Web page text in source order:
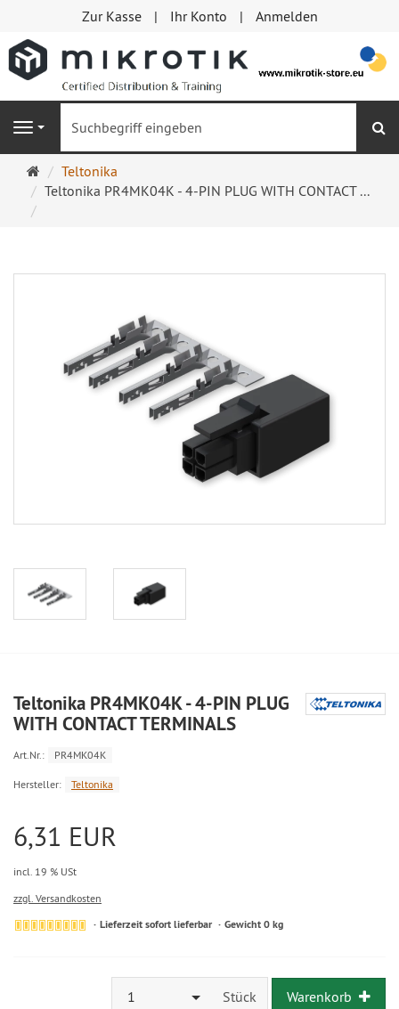
Zur Kasse Ihr Konto Anmelden
Navigation
Startseite
Teltonika
Teltonika PR4MK04K - 4-PIN PLUG WITH CONTACT ...
Teltonika PR4MK04K - 4-PIN PLUG
WITH CONTACT TERMINALS
Art.Nr.: PR4MK04K
Hersteller: Teltonika
6,31 EUR
incl. 19 % USt
zzgl. Versandkosten
Lieferzeit sofort lieferbar Gewicht 0 kg
1 Stück Warenkorb